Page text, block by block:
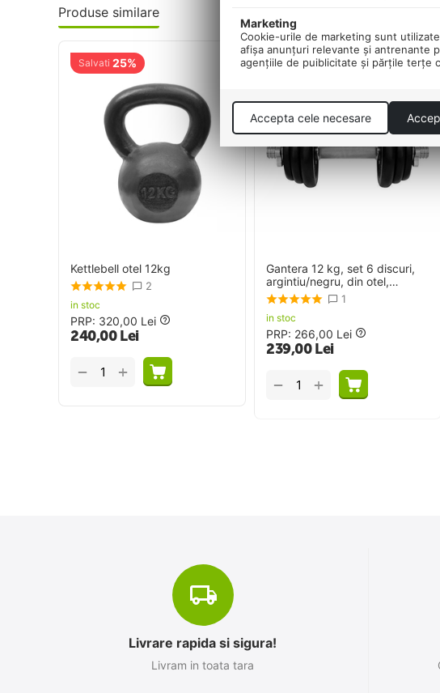
Produse similare
Salvati 25%
Kettlebell otel 12kg
2
in stoc
PRP: 320,00 Lei
240,00 Lei
+
−
Salvati 10%
Gantera 12 kg, set 6 discuri,
argintiu/negru, din otel,
sigurantele incluse in set,
35x16x16cm
1
in stoc
PRP: 266,00 Lei
239,00 Lei
+
−
Livrare rapida si sigura!
Livram in toata tara
Marketing
Cookie-urile de marketing sunt
afişa anunţuri relevante şi antrenante
agenţiile de puiblicitate şi părţile terţe
Accepta cele necesare